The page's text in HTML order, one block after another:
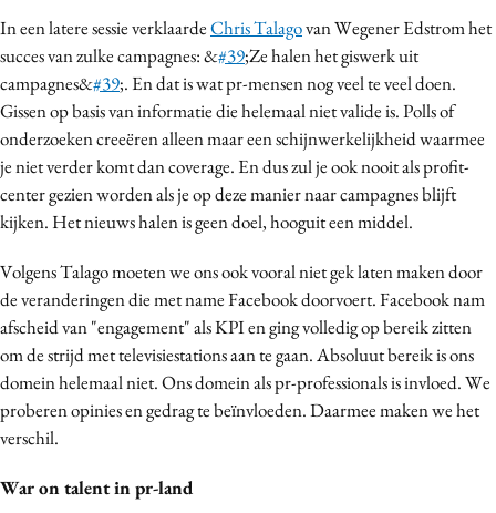
In een latere sessie verklaardeChris Talagovan Wegener Edstrom het
succes van zulke campagnes: &#39;Ze halen het giswerk uit
campagnes&#39;. En dat is wat pr-mensen nog veel te veel doen.
Gissen op basis van informatie die helemaal niet valide is. Polls of
onderzoeken creeëren alleen maar een schijnwerkelijkheid waarmee
je niet verder komt dan coverage. En dus zul je ook nooit als profit-
center gezien worden als je op deze manier naar campagnes blijft
kijken. Het nieuws halen is geen doel, hooguit een middel.
Volgens Talago moeten we ons ook vooral niet gek laten maken door
de veranderingen die met name Facebook doorvoert. Facebook nam
afscheid van "engagement" als KPI en ging volledig op bereik zitten
om de strijd met televisiestations aan te gaan. Absoluut bereik is ons
domein helemaal niet. Ons domein als pr-professionals is invloed. We
proberen opinies en gedrag te beïnvloeden. Daarmee maken we het
verschil.
War on talent in pr-land